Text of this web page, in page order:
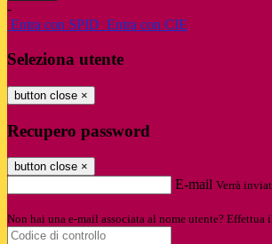
-
Entra con SPID Entra con CIE
Seleziona utente
button close ×
Recupero password
button close ×
E-mail Verrà
Non hai una e-mail associata al nome utente? Effettua